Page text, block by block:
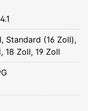
, Standard (16 Zoll),
, 18 Zoll, 19 Zoll